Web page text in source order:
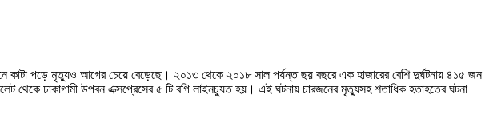
কাটা পড়ে মৃত্যুও আগের চেয়ে বেড়েছে। ২০১৩ থেকে ২০১৮ সাল পর্যন্ত ছয় বছরে এক হাজারের বেশি দুর্ঘটনায় ৪১৫ জন
ঢাকাগামী উপবন এক্সপ্রেসের ৫ টি বগি লাইনচ্যুত হয়। এই ঘটনায় চারজনের মৃত্যুসহ শতাধিক হতাহতের ঘটনা